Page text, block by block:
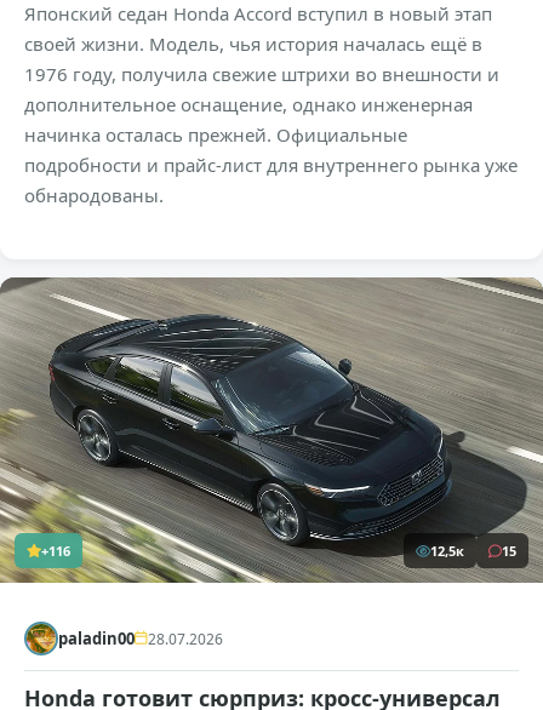
Японский седан Honda Accord вступил в новый этап
своей жизни. Модель, чья история началась ещё в
1976 году, получила свежие штрихи во внешности и
дополнительное оснащение, однако инженерная
начинка осталась прежней. Официальные
подробности и прайс-лист для внутреннего рынка уже
обнародованы.
+116 12,5к 15
paladin00 28.07.2026
Honda готовит сюрприз: кросс-универсал